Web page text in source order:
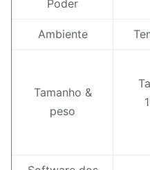
Poder
Ambiente
Tamanho &
peso